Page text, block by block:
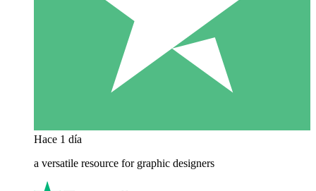
Hace 1 día
a versatile resource for graphic designers